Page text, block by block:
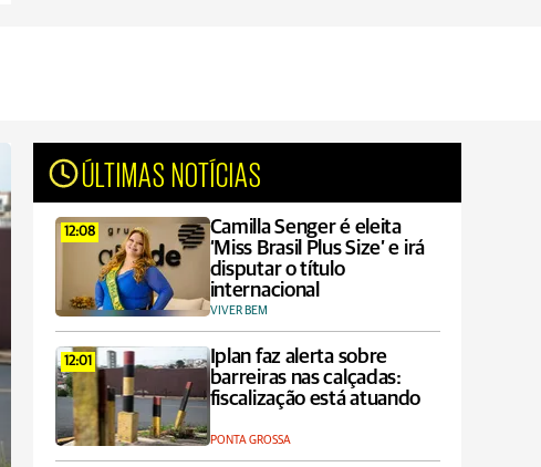
ÚLTIMAS NOTÍCIAS
12:08
Camilla Senger é eleita
‘Miss Brasil Plus Size’ e irá
disputar o título
internacional
VIVER BEM
12:01
Iplan faz alerta sobre
barreiras nas calçadas:
fiscalização está atuando
PONTA GROSSA